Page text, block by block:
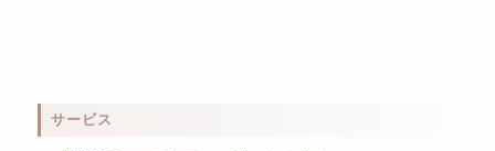
サービス